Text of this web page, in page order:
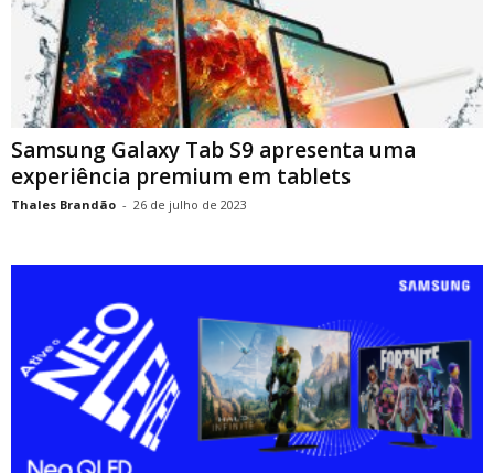
Samsung Galaxy Tab S9 apresenta uma
experiência premium em tablets
Thales Brandão - 26 de julho de 2023